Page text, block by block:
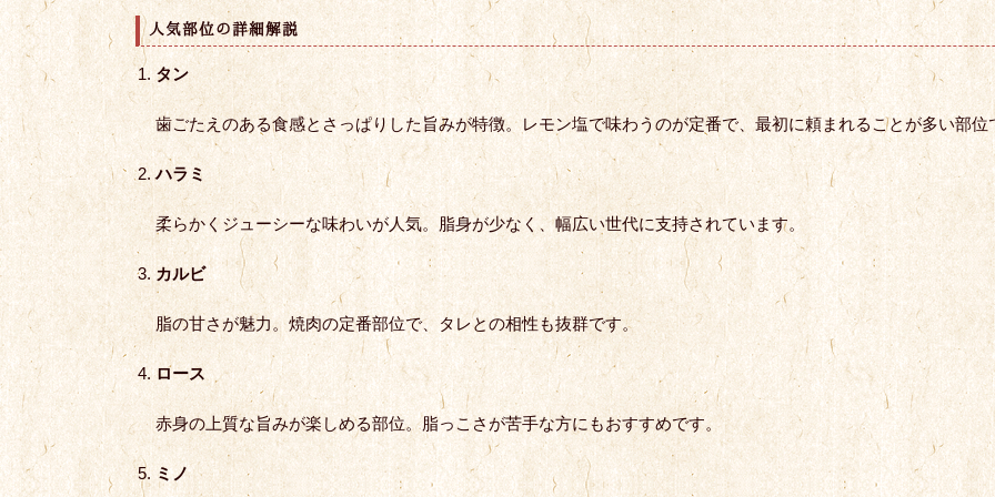
人気部位の詳細解説
タン
歯ごたえのある食感とさっぱりした旨みが特徴。レモン塩で味わうのが定番で、最初に頼まれることが多い部位
ハラミ
柔らかくジューシーな味わいが人気。脂身が少なく、幅広い世代に支持されています。
カルビ
脂の甘さが魅力。焼肉の定番部位で、タレとの相性も抜群です。
ロース
赤身の上質な旨みが楽しめる部位。脂っこさが苦手な方にもおすすめです。
ミノ